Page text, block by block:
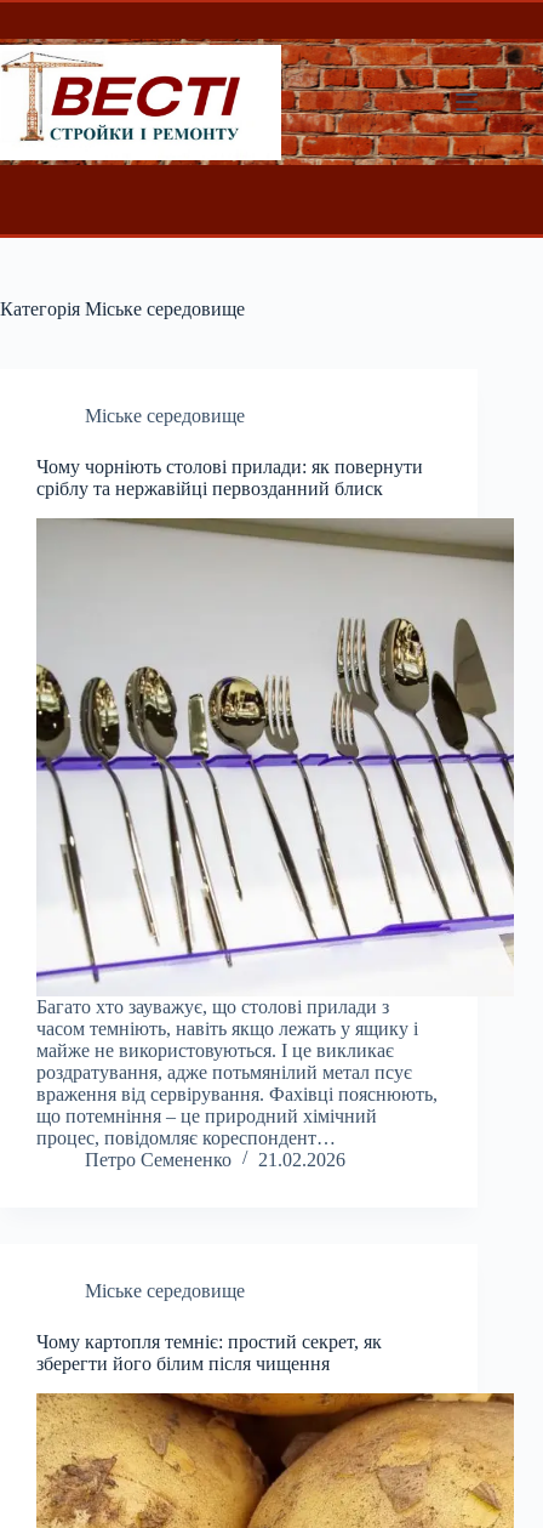
Перейти
вмісту
Категорія Міське середовище
Міське середовище
Чому чорніють столові прилади: як повернути
сріблу та нержавійці первозданний блиск
Багато хто зауважує, що столові прилади з
часом темніють, навіть якщо лежать у ящику і
майже не використовуються. І це викликає
роздратування, адже потьмянілий метал псує
враження від сервірування. Фахівці пояснюють,
що потемніння – це природний хімічний
процес, повідомляє кореспондент…
Петро Семененко
21.02.2026
Міське середовище
Чому картопля темніє: простий секрет, як
зберегти його білим після чищення